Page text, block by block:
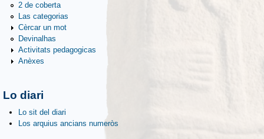
2 de coberta
Las categorias
Cèrcar un mot
Devinalhas
Activitats pedagogicas
Anèxes
Lo diari
Lo sit del diari
Los arquius ancians numeròs